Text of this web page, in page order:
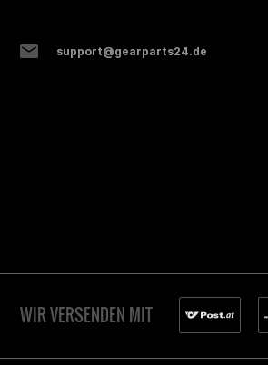
support@gearparts24.de
WIR VERSENDEN MIT